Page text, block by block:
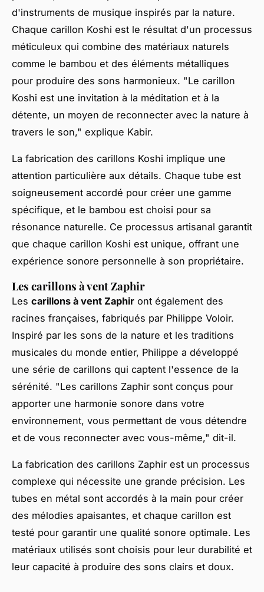
d'instruments de musique inspirés par la nature.
Chaque carillon Koshi est le résultat d'un processus
méticuleux qui combine des matériaux naturels
comme le bambou et des éléments métalliques
pour produire des sons harmonieux. "Le carillon
Koshi est une invitation à la méditation et à la
détente, un moyen de reconnecter avec la nature à
travers le son," explique Kabir.
La fabrication des carillons Koshi implique une
attention particulière aux détails. Chaque tube est
soigneusement accordé pour créer une gamme
spécifique, et le bambou est choisi pour sa
résonance naturelle. Ce processus artisanal garantit
que chaque carillon Koshi est unique, offrant une
expérience sonore personnelle à son propriétaire.
Les carillons à vent Zaphir
Les carillons à vent Zaphir ont également des
racines françaises, fabriqués par Philippe Voloir.
Inspiré par les sons de la nature et les traditions
musicales du monde entier, Philippe a développé
une série de carillons qui captent l'essence de la
sérénité. "Les carillons Zaphir sont conçus pour
apporter une harmonie sonore dans votre
environnement, vous permettant de vous détendre
et de vous reconnecter avec vous-même," dit-il.
La fabrication des carillons Zaphir est un processus
complexe qui nécessite une grande précision. Les
tubes en métal sont accordés à la main pour créer
des mélodies apaisantes, et chaque carillon est
testé pour garantir une qualité sonore optimale. Les
matériaux utilisés sont choisis pour leur durabilité et
leur capacité à produire des sons clairs et doux.